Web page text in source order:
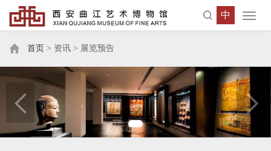
中
首页 > 资讯 > 展览预告